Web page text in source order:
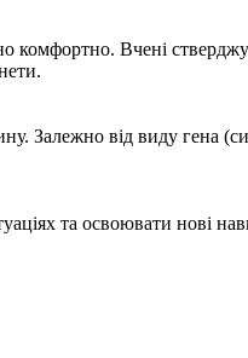
комфортно. Вчені
Залежно від виду гена
та освоювати нові